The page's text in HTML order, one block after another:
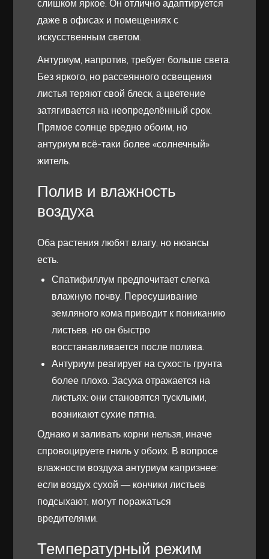
слишком яркое. Он отлично адаптируется
даже в офисах и помещениях с
искусственным светом.
Антуриум, напротив, требует больше света.
Без яркого, но рассеянного освещения
листья теряют свой блеск, а цветение
затягивается на неопределённый срок.
Прямое солнце вредно обоим, но
антуриум всё-таки более «солнечный»
житель.
Полив и влажность
воздуха
Оба растения любят влагу, но нюансы
есть.
Спатифиллум предпочитает слегка
влажную почву. Пересушивание
земляного кома приводит к пониканию
листьев, но он быстро
восстанавливается после полива.
Антуриум реагирует на сухость грунта
более плохо. Засуха отражается на
листьях: они становятся тусклыми,
возникают сухие пятна.
Однако и заливать корни нельзя, иначе
спровоцируете гниль у обоих. В вопросе
влажности воздуха антуриум капризнее:
если воздух сухой — кончики листьев
подсыхают, могут поражаться
вредителями.
Температурный режим